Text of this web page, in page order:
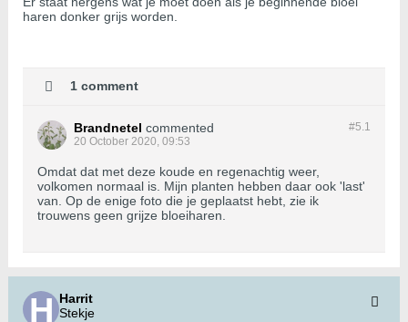
haren donker grijs worden.
1 comment
#5.1
Brandnetel commented
20 October 2020, 09:53
Omdat dat met deze koude en regenachtig weer,
volkomen normaal is. Mijn planten hebben daar ook 'last'
van. Op de enige foto die je geplaatst hebt, zie ik
trouwens geen grijze bloeiharen.
Harrit
Stekje